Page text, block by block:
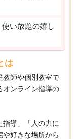
い放題の嬉し
は
教師や個別教室で
オンライン指導の
指導」「人の力に
や好きな場所から